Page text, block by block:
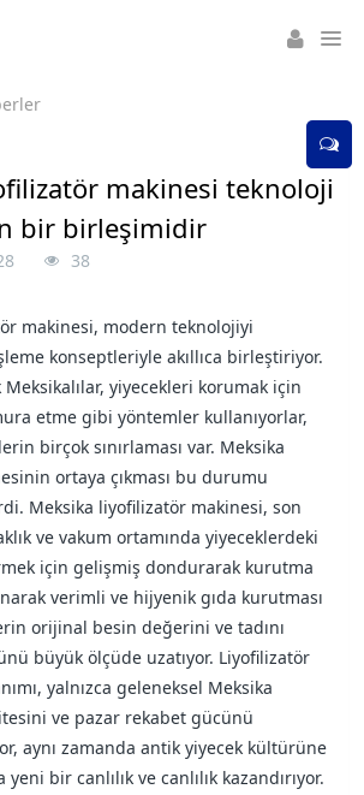
makinesi teknoloji
bir birleşimidir
38
makinesi, modern teknolojiyi
konseptleriyle akıllıca birleştiriyor.
yiyecekleri korumak için
etme gibi yöntemler kullanıyorlar,
birçok sınırlaması var. Meksika
ortaya çıkması bu durumu
Meksika liyofilizatör makinesi, son
ve vakum ortamında yiyeceklerdeki
için gelişmiş dondurarak kurutma
verimli ve hijyenik gıda kurutması
orijinal besin değerini ve tadını
büyük ölçüde uzatıyor. Liyofilizatör
yalnızca geleneksel Meksika
ve pazar rekabet gücünü
aynı zamanda antik yiyecek kültürüne
bir canlılık ve canlılık kazandırıyor.